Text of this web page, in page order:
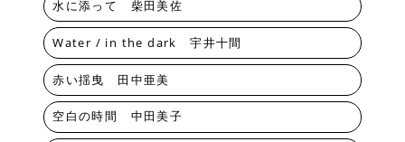
水に添って 柴田美佐
Water / in the dark 宇井十間
赤い揺曳 田中亜美
空白の時間 中田美子